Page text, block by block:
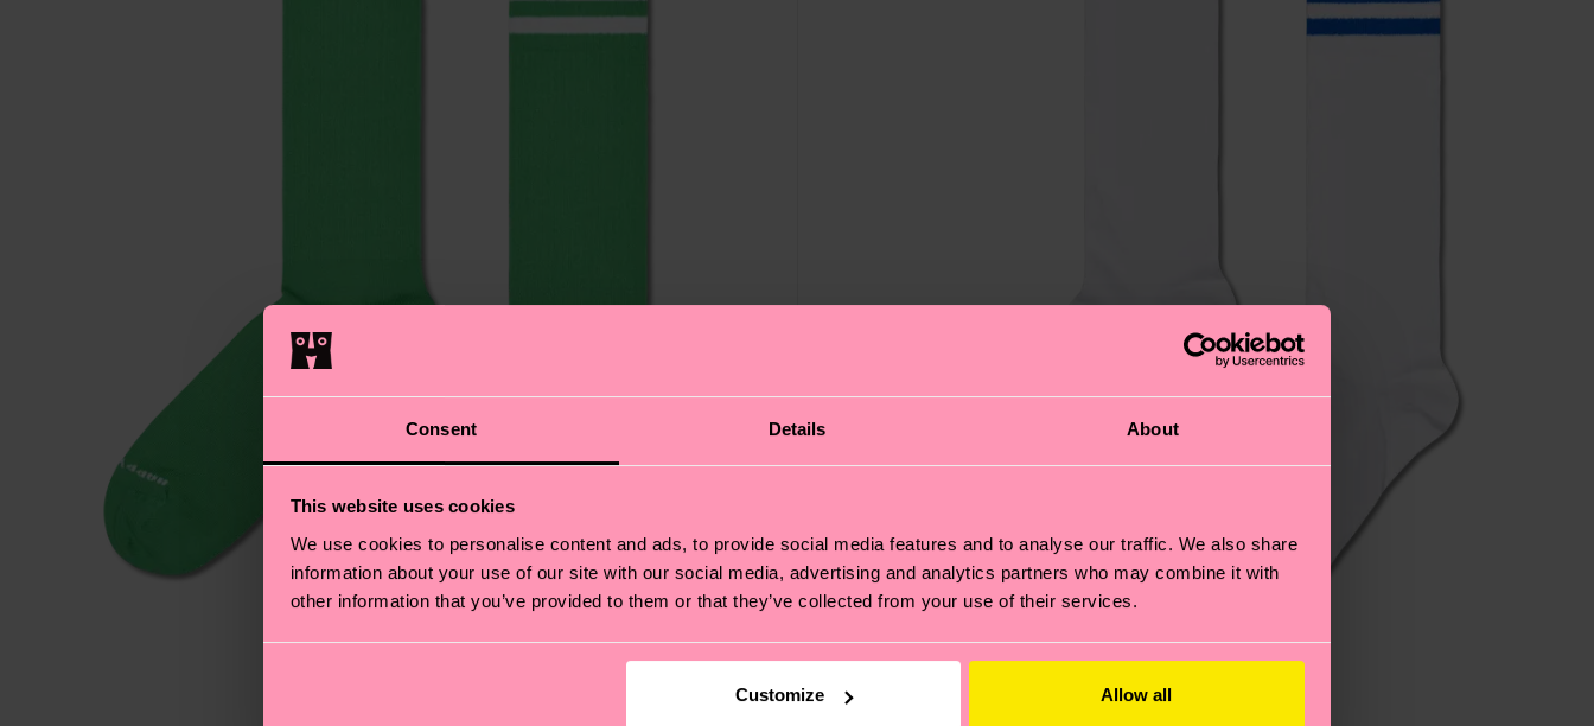
Consent Details About
This website uses cookies
We use cookies to personalise content and ads, to provide social media features and to analyse our traffic. We also share
information about your use of our site with our social media, advertising and analytics partners who may combine it with
other information that you’ve provided to them or that they’ve collected from your use of their services.
Customize Allow all